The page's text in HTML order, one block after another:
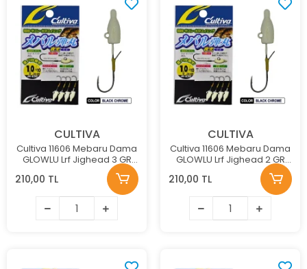
CULTIVA
Cultiva 11606 Mebaru Dama
GLOWLU Lrf Jighead 3 GR
210,00 TL
CULTIVA
Cultiva 11606 Mebaru Dama
GLOWLU Lrf Jighead 2 GR
210,00 TL